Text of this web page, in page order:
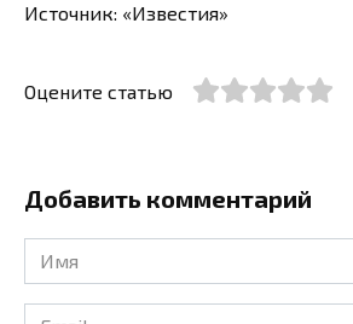
Источник: «Известия»
Оцените статью
Добавить комментарий
Имя
*
Email